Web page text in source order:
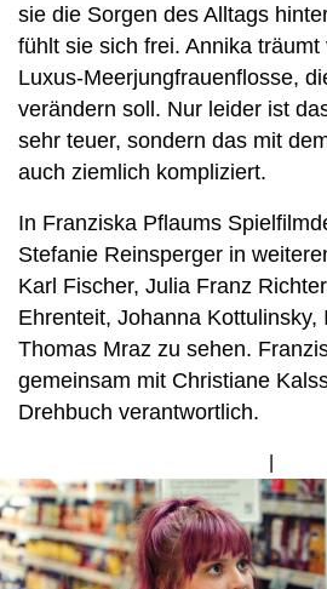
sie die Sorgen des Alltags
fühlt sie sich frei. Annika
Luxus-Meerjungfrauenflosse,
verändern soll. Nur leider ist
sehr teuer, sondern das mit
auch ziemlich kompliziert.
In Franziska Pflaums
Stefanie Reinsperger in
Karl Fischer, Julia Franz
Ehrenteit, Johanna Kottulinsky,
Thomas Mraz zu sehen.
gemeinsam mit Christiane
Drehbuch verantwortlich.
Bild